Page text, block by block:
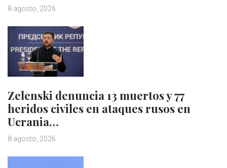
8 agosto, 2026
Zelenski denuncia 13 muertos y 77
heridos civiles en ataques rusos en
Ucrania…
8 agosto, 2026